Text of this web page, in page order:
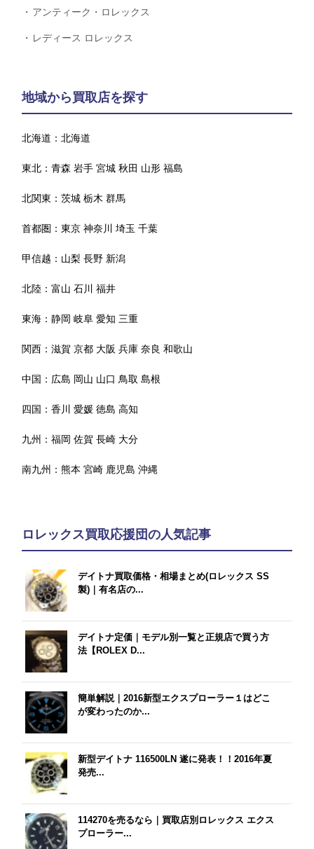
アンティーク・ロレックス
レディース ロレックス
地域から買取店を探す
北海道：北海道
東北：青森 岩手 宮城 秋田 山形 福島
北関東：茨城 栃木 群馬
首都圏：東京 神奈川 埼玉 千葉
甲信越： 山梨 長野 新潟
北陸：富山 石川 福井
東海：静岡 岐阜 愛知 三重
関西：滋賀 京都 大阪 兵庫 奈良 和歌山
中国： 広島 岡山 山口 鳥取 島根
四国：香川 愛媛 徳島 高知
九州：福岡 佐賀 長崎 大分
南九州：熊本 宮崎 鹿児島 沖縄
ロレックス買取応援団の人気記事
デイトナ買取価格・相場まとめ(ロレックス SS
製)｜有名店の...
デイトナ定価｜モデル別一覧と正規店で買う方
法【ROLEX D...
簡単解説｜2016新型エクスプローラー１はどこ
が変わったのか...
新型デイトナ 116500LN 遂に発表！！2016年夏
発売...
114270を売るなら｜買取店別ロレックス エクス
プローラー...